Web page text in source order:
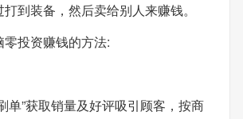
到装备，然后卖给别人来赚钱。
投资赚钱的方法:
单”获取销量及好评吸引顾客，按商